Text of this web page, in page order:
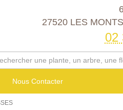
27520 LES
02
Nous Contacter